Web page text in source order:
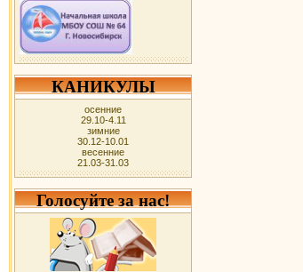
КАНИКУЛЫ
осенние
29.10-4.11
зимние
30.12-10.01
весенние
21.03-31.03
Голосуйте за нас!